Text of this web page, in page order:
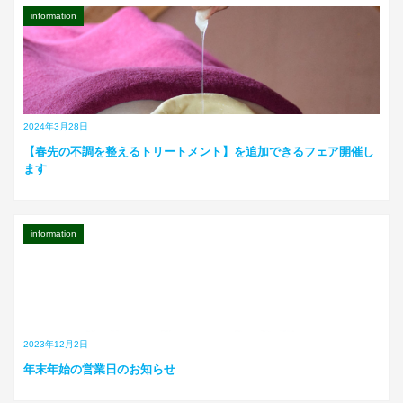
2024年3月28日
information
【春先の不調を整えるトリートメント】を追加できるフェア開催し
ます
2023年12月2日
information
年末年始の営業日のお知らせ